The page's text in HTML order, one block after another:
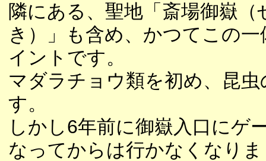
隣にある、聖地「斎場御嶽（
き）」も含め、かつてこの
イントです。
マダラチョウ類を初め、昆
す。
しかし6年前に御嶽入口にゲ
なってからは行かなくなり